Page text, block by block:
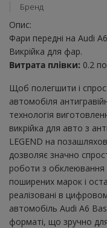
Бренд
Опис:
Фари передні на Audi
Викрійка для фар.
Витрата плівки: 0.2
Щоб полегшити і
автомобіля
технологія
викрійка для авто з
LEGEND на
дозволяє значно
роботи з обклеювання
поширених марок і
реалізовані в
автомобіль Audi A6
форматі, що зручно